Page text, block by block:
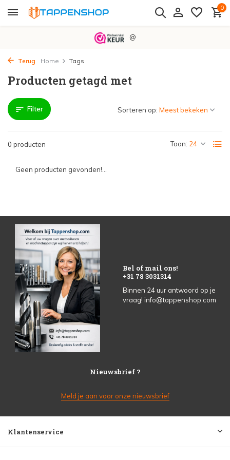
0
@
Terug Home Tags
Producten getagd met
Filter
0 producten Toon:
Sorteren op:
Geen producten gevonden!...
Bel of mail ons!
+31 78 3031314
Binnen 24 uur antwoord op je
vraag! info@tappenshop.com
Nieuwsbrief ?
Meld je aan voor onze nieuwsbrief
Klantenservice